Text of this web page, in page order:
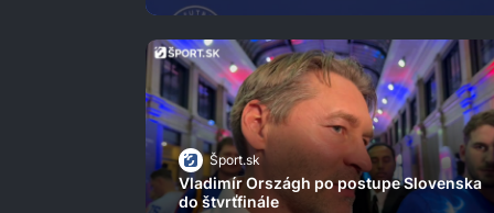
Šport.sk
Vladimír Országh po postupe Slovenska
do štvrťfinále